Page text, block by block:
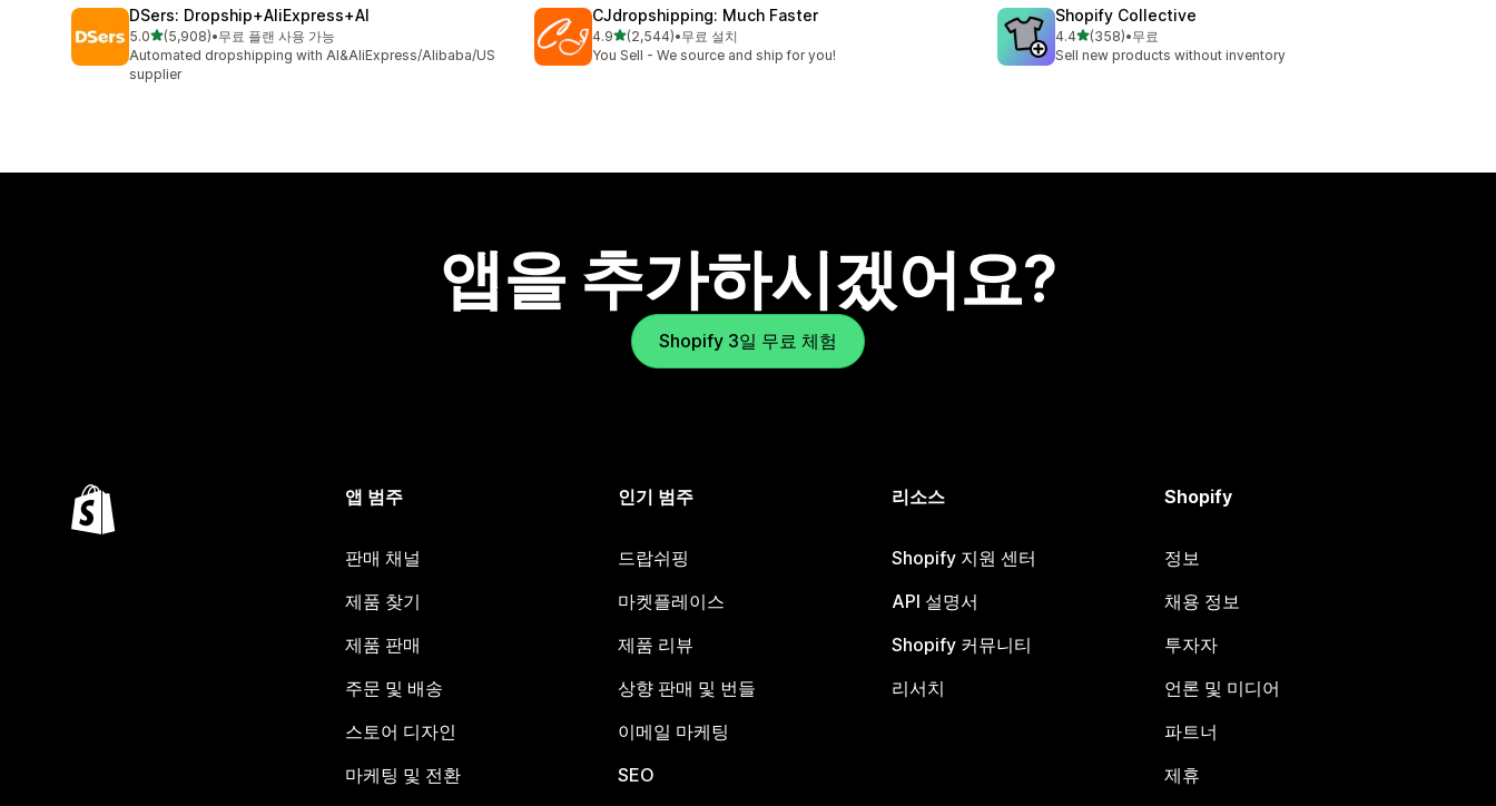
DSers: Dropship+AliExpress+AI
5.0별 5개 중
(5,908)
총 리뷰 5908개
•무료 플랜 사용 가능
Automated dropshipping with AI&AliExpress/Alibaba/US
supplier
CJdropshipping: Much Faster
4.9별 5개 중
(2,544)
총 리뷰 2544개
•무료 설치
You Sell - We source and ship for you!
Shopify Collective
4.4별 5개 중
(358)
총 리뷰 358개
•무료
Sell new products without inventory
앱을 추가하시겠어요?
Shopify 3일 무료 체험
앱 범주
판매 채널
제품 찾기
제품 판매
주문 및 배송
스토어 디자인
마케팅 및 전환
인기 범주
드랍쉬핑
마켓플레이스
제품 리뷰
상향 판매 및 번들
이메일 마케팅
SEO
리소스
Shopify 지원 센터
API 설명서
Shopify 커뮤니티
리서치
Shopify
정보
채용 정보
투자자
언론 및 미디어
파트너
제휴